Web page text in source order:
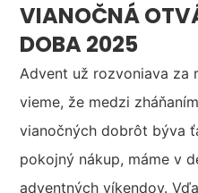
VIANOČNÁ
DOBA 2025
Advent už rozvoniava za
vieme, že medzi
vianočných dobrôt býva
pokojný nákup, máme v
adventných víkendov.